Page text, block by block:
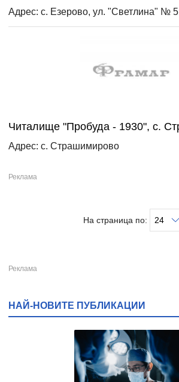
Адрес: с. Езерово, ул. "Светлина" № 5
Читалище "Пробуда - 1930", с.
Адрес: с. Страшимирово
На страница по:
НАЙ-НОВИТЕ ПУБЛИКАЦИИ